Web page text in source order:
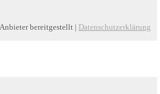
bereitgestellt | Datenschutzerklärung